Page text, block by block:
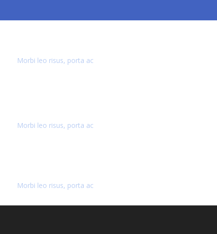
Morbi leo risus, porta ac
Morbi leo risus, porta ac
Morbi leo risus, porta ac